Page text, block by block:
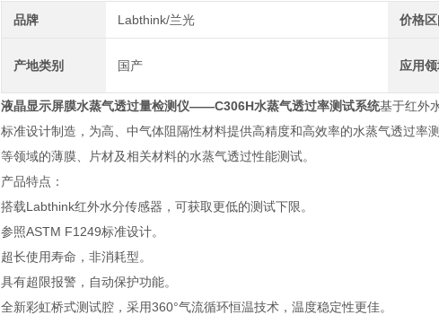
品牌 Labthink/兰光 价格区
产地类别 国产 应用
液晶显示屏膜水蒸气透过量检测仪——C306H水蒸气透过率测试系统基于红外
标准设计制造，为高、中气体阻隔性材料提供高精度和高效率的水蒸气透过率
等领域的薄膜、片材及相关材料的水蒸气透过性能测试。
产品特点：
搭载Labthink红外水分传感器，可获取更低的测试下限。
参照ASTM F1249标准设计。
超长使用寿命，非消耗型。
具有超限报警，自动保护功能。
全新彩虹桥式测试腔，采用360°气流循环恒温技术，温度稳定性更佳。